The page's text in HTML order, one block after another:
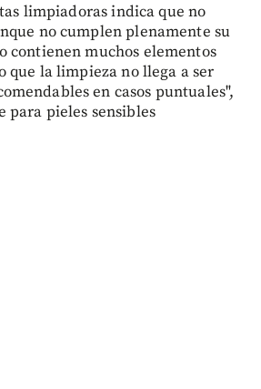
limpiadoras indica que no
no cumplen plenamente su
contienen muchos elementos
que la limpieza no llega a ser
en casos puntuales",
para pieles sensibles